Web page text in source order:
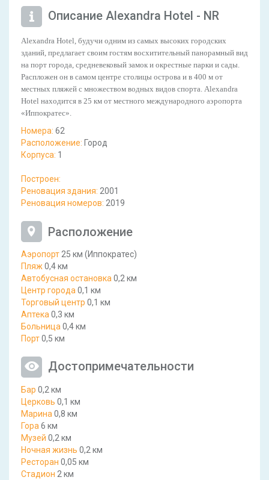
Описание Alexandra Hotel - NR
Alexandra Hotel, будучи одним из самых высоких городских
зданий, предлагает своим гостям восхитительный панорамный вид
на порт города, средневековый замок и окрестные парки и сады.
Распложен он в самом центре столицы острова и в 400 м от
местных пляжей с множеством водных видов спорта. Alexandra
Hotel находится в 25 км от местного международного аэропорта
«Иппократес».
Номера: 62
Расположение: Город
Корпуса: 1
Построен:
Реновация здания: 2001
Реновация номеров: 2019
Расположение
Аэропорт 25 км (Иппократес)
Пляж 0,4 км
Автобусная остановка 0,2 км
Центр города 0,1 км
Торговый центр 0,1 км
Аптека 0,3 км
Больница 0,4 км
Порт0,5 км
Достопримечательности
Бар 0,2 км
Церковь 0,1 км
Марина 0,8 км
Гора 6 км
Музей 0,2 км
Ночная жизнь 0,2 км
Ресторан 0,05 км
Стадион 2 км